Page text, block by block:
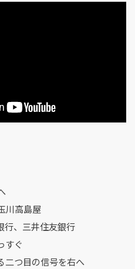
川高島屋
行、三井住友銀行
すぐ
二つ目の信号を右へ